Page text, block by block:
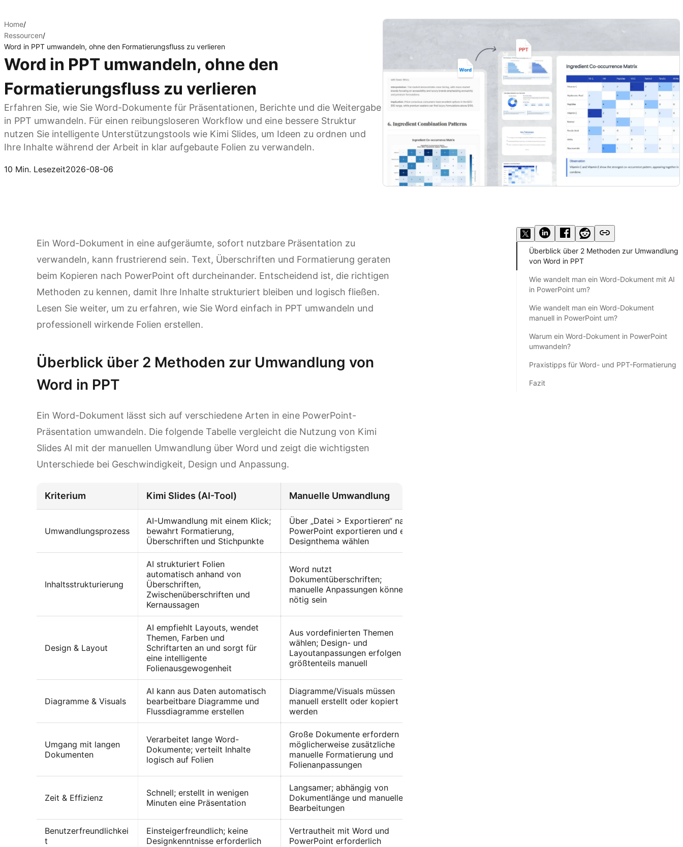
Home/
Ressourcen/
Word in PPT umwandeln, ohne den Formatierungsfluss zu verlieren
Word in PPT umwandeln, ohne den
Formatierungsfluss zu verlieren
Erfahren Sie, wie Sie Word-Dokumente für Präsentationen, Berichte und die Weitergabe
in PPT umwandeln. Für einen reibungsloseren Workflow und eine bessere Struktur
nutzen Sie intelligente Unterstützungstools wie Kimi Slides, um Ideen zu ordnen und
Ihre Inhalte während der Arbeit in klar aufgebaute Folien zu verwandeln.
10 Min. Lesezeit2026-08-06
Ein Word-Dokument in eine aufgeräumte, sofort nutzbare Präsentation zu
verwandeln, kann frustrierend sein. Text, Überschriften und Formatierung geraten
beim Kopieren nach PowerPoint oft durcheinander. Entscheidend ist, die richtigen
Methoden zu kennen, damit Ihre Inhalte strukturiert bleiben und logisch fließen.
Lesen Sie weiter, um zu erfahren, wie Sie Word einfach in PPT umwandeln und
professionell wirkende Folien erstellen.
Überblick über 2 Methoden zur Umwandlung von
Word in PPT
Ein Word-Dokument lässt sich auf verschiedene Arten in eine PowerPoint-
Präsentation umwandeln. Die folgende Tabelle vergleicht die Nutzung von Kimi
Slides AI mit der manuellen Umwandlung über Word und zeigt die wichtigsten
Unterschiede bei Geschwindigkeit, Design und Anpassung.
Kriterium Kimi Slides (AI-Tool) Manuelle Umwandlung
Umwandlungsprozess
AI-Umwandlung mit einem Klick;
bewahrt Formatierung,
Überschriften und Stichpunkte
Über „Datei > Exportieren“ nach
PowerPoint exportieren und ein
Designthema wählen
Inhaltsstrukturierung
AI strukturiert Folien
automatisch anhand von
Überschriften,
Zwischenüberschriften und
Kernaussagen
Word nutzt
Dokumentüberschriften;
manuelle Anpassungen können
nötig sein
Design & Layout
AI empfiehlt Layouts, wendet
Themen, Farben und
Schriftarten an und sorgt für
eine intelligente
Folienausgewogenheit
Aus vordefinierten Themen
wählen; Design- und
Layoutanpassungen erfolgen
größtenteils manuell
Diagramme & Visuals
AI kann aus Daten automatisch
bearbeitbare Diagramme und
Flussdiagramme erstellen
Diagramme/Visuals müssen
manuell erstellt oder kopiert
werden
Umgang mit langen
Dokumenten
Verarbeitet lange Word-
Dokumente; verteilt Inhalte
logisch auf Folien
Große Dokumente erfordern
möglicherweise zusätzliche
manuelle Formatierung und
Folienanpassungen
Zeit & Effizienz
Schnell; erstellt in wenigen
Minuten eine Präsentation
Langsamer; abhängig von
Dokumentlänge und manuellen
Bearbeitungen
Benutzerfreundlichkei
t
Einsteigerfreundlich; keine
Designkenntnisse erforderlich
Vertrautheit mit Word und
PowerPoint erforderlich
Überblick über 2 Methoden zur Umwandlung
von Word in PPT
Wie wandelt man ein Word-Dokument mit AI
in PowerPoint um?
Wie wandelt man ein Word-Dokument
manuell in PowerPoint um?
Warum ein Word-Dokument in PowerPoint
umwandeln?
Praxistipps für Word- und PPT-Formatierung
Fazit